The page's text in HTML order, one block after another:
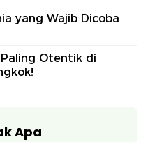
yang Wajib Dicoba
Otentik di
Apa